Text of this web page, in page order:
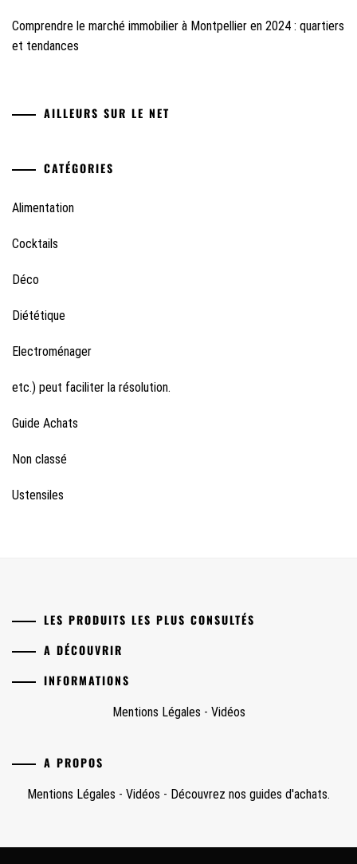
Comprendre le marché immobilier à Montpellier en 2024 : quartiers
et tendances
AILLEURS SUR LE NET
CATÉGORIES
Alimentation
Cocktails
Déco
Diététique
Electroménager
etc.) peut faciliter la résolution.
Guide Achats
Non classé
Ustensiles
LES PRODUITS LES PLUS CONSULTÉS
A DÉCOUVRIR
INFORMATIONS
Mentions Légales - Vidéos
A PROPOS
Mentions Légales - Vidéos - Découvrez nos guides d'achats.